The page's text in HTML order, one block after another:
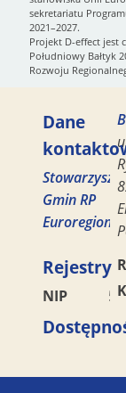
sekretariatu
2021–2027.
Projekt D-effect jest
Południowy Bałtyk
Rozwoju
Dane
Gmin RP
Euroregion
Rejestry
NIP